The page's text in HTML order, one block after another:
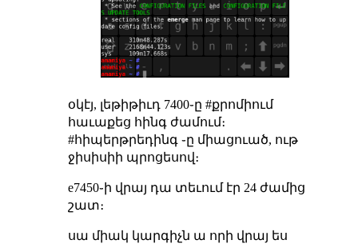
օկէյ, լեթիթիւդ 7400֊ը #քրոմիում
հաւաքեց հինգ ժամում։
#հիպերթրեդինգ ֊ը միացուած, ութ
ջիսիսիի պրոցեսով։
e7450֊ի վրայ դա տեւում էր 24 ժամից
շատ։
սա միակ կարգիչն ա որի վրայ ես